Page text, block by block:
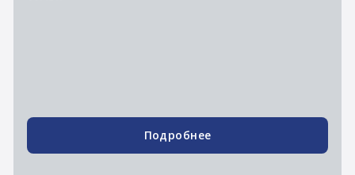
Подробнее